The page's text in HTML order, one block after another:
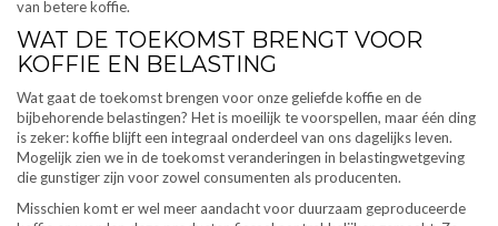
van betere koffie.
WAT DE TOEKOMST BRENGT VOOR
KOFFIE EN BELASTING
Wat gaat de toekomst brengen voor onze geliefde koffie en de
bijbehorende belastingen? Het is moeilijk te voorspellen, maar één ding
is zeker: koffie blijft een integraal onderdeel van ons dagelijks leven.
Mogelijk zien we in de toekomst veranderingen in belastingwetgeving
die gunstiger zijn voor zowel consumenten als producenten.
Misschien komt er wel meer aandacht voor duurzaam geproduceerde